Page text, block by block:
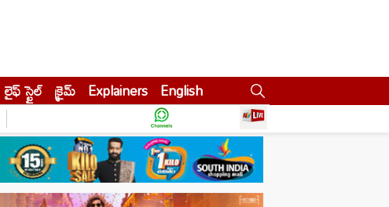
లైఫ్ స్టైల్ క్రైమ్ Explainers English